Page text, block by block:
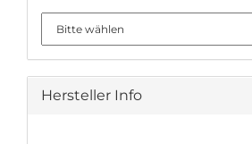
Hersteller Info